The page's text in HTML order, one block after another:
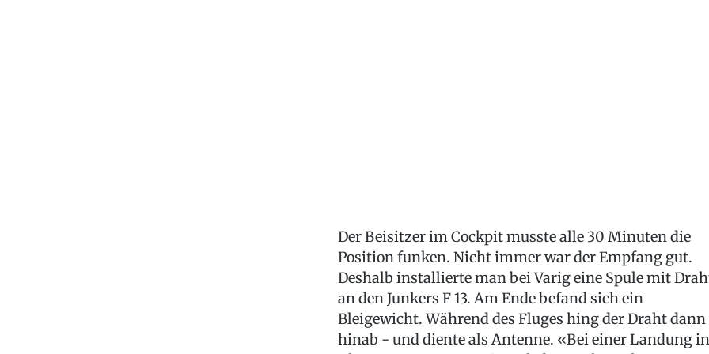
Der Beisitzer im Cockpit musste alle 30 Minuten die
Position funken. Nicht immer war der Empfang gut.
Deshalb installierte man bei Varig eine Spule mit
an den Junkers F 13. Am Ende befand sich ein
Bleigewicht. Während des Fluges hing der Draht dann
hinab - und diente als Antenne. «Bei einer Landung in